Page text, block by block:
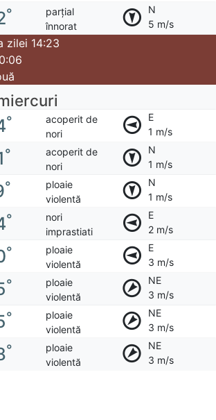
°
parțial
înnorat
N
5 m/s
zilei 14:23
°
acoperit de
nori
E
1 m/s
°
acoperit de
nori
N
1 m/s
°
ploaie
violentă
N
1 m/s
°
nori
imprastiati
E
2 m/s
°
ploaie
violentă
E
3 m/s
°
ploaie
violentă
NE
3 m/s
°
ploaie
violentă
NE
3 m/s
°
ploaie
violentă
NE
3 m/s